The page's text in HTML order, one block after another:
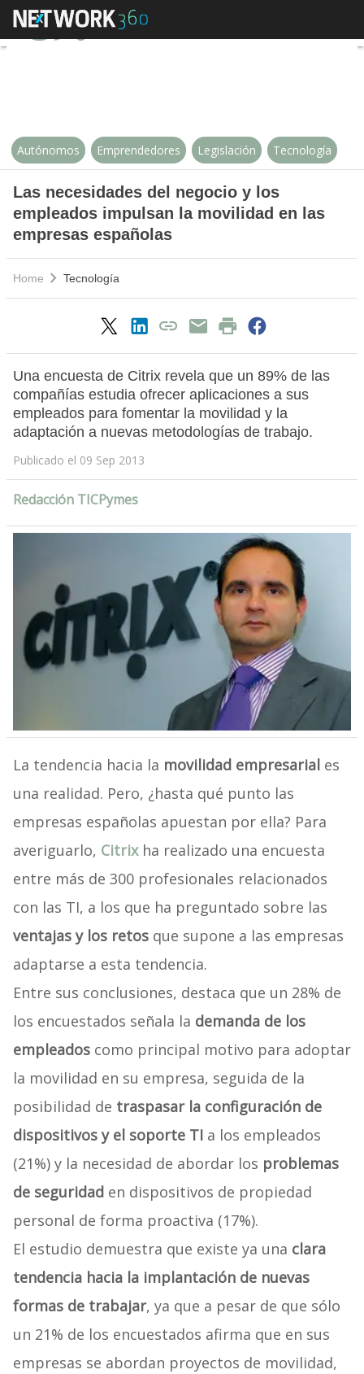
Las necesidades del negocio y
Autónomos Emprendedores Legislación Tecnología
Las necesidades del negocio y los
empleados impulsan la movilidad en las
empresas españolas
Home Tecnología
Una encuesta de Citrix revela que un 89% de las
compañías estudia ofrecer aplicaciones a sus
empleados para fomentar la movilidad y la
adaptación a nuevas metodologías de trabajo.
Publicado el 09 Sep 2013
Redacción TICPymes
La tendencia hacia la movilidad empresariales
una realidad. Pero, ¿hasta qué punto las
empresas españolas apuestan por ella? Para
averiguarlo, Citrixha realizado una encuesta
entre más de 300 profesionales relacionados
con las TI, a los que ha preguntado sobre las
ventajas y los retosque supone a las empresas
adaptarse a esta tendencia.
Entre sus conclusiones, destaca que un 28% de
los encuestados señala la demanda de los
empleadoscomo principal motivo para adoptar
la movilidad en su empresa, seguida de la
posibilidad de traspasar la configuración de
dispositivos y el soporte TIa los empleados
(21%) y la necesidad de abordar los problemas
de seguridad en dispositivos de propiedad
personal de forma proactiva (17%).
El estudio demuestra que existe ya una clara
tendencia hacia la implantación de nuevas
formas de trabajar, ya que a pesar de que sólo
un 21% de los encuestados afirma que en sus
empresas se abordan proyectos de movilidad,